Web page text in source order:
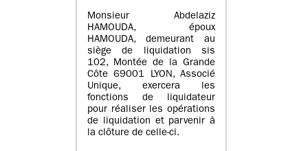
Monsieur Abdelaziz
HAMOUDA, époux
HAMOUDA, demeurant au
siège de liquidation sis
102, Montée de la Grande
Côte 69001 LYON, Associé
Unique, exercera les
fonctions de liquidateur
pour réaliser les opérations
de liquidation et parvenir à
la clôture de celle-ci.